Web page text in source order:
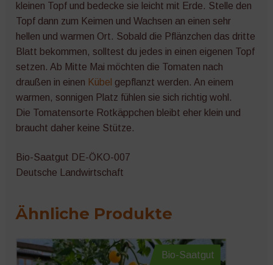
kleinen Topf und bedecke sie leicht mit Erde. Stelle den
Topf dann zum Keimen und Wachsen an einen sehr
hellen und warmen Ort. Sobald die Pflänzchen das dritte
Blatt bekommen, solltest du jedes in einen eigenen Topf
setzen. Ab Mitte Mai möchten die Tomaten nach
draußen in einen Kübel gepflanzt werden. An einem
warmen, sonnigen Platz fühlen sie sich richtig wohl.
Die Tomatensorte Rotkäppchen bleibt eher klein und
braucht daher keine Stütze.
Bio-Saatgut DE-ÖKO-007
Deutsche Landwirtschaft
Ähnliche Produkte
Bio-Saatgut